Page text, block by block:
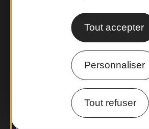
Tout accepter
Personnaliser
Tout refuser
Latitude Gard